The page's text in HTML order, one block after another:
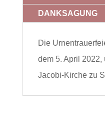
DANKSAGUNG
Die
dem 5. April 2022,
Jacobi-Kirche zu